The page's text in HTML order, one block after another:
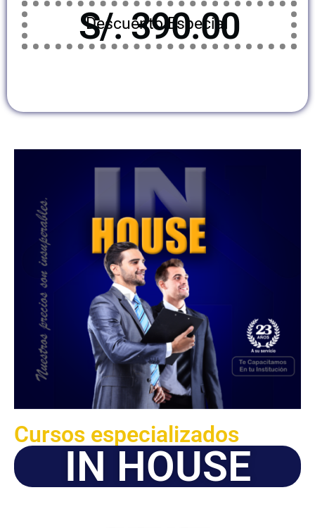
Descuento Especial
S/. 390.00
Cursos especializados
IN HOUSE